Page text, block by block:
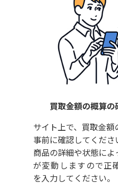
買取金額の概算の
サイト上で、買取金額
事前に確認してくださ
商品の詳細や状態によ
が変動しますので正
を入力してください。